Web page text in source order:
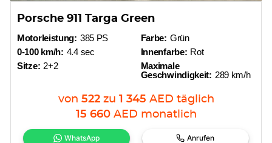
Porsche 911 Targa Green
Motorleistung: 385 PS
0-100 km/h: 4.4 sec
Sitze: 2+2
Farbe: Grün
Innenfarbe: Rot
Maximale
Geschwindigkeit: 289 km/h
von 522 zu 1 345 AED täglich
15 660 AED monatlich
WhatsApp Anrufen